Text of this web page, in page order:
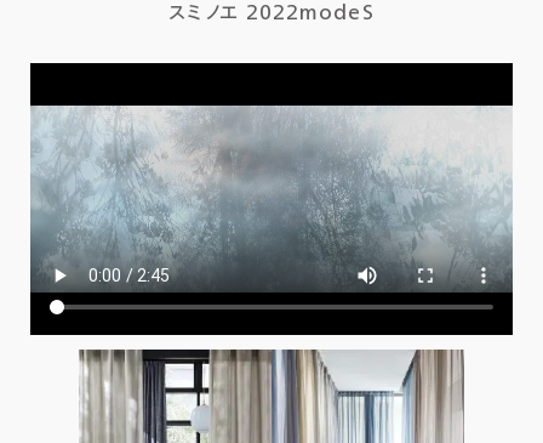
スミノエ 2022modeS